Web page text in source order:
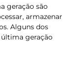
geração são
armazenar
Alguns dos
geração